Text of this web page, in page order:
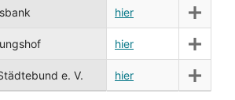
hier
hier
e. V. hier